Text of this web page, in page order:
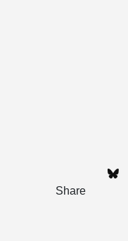
Share